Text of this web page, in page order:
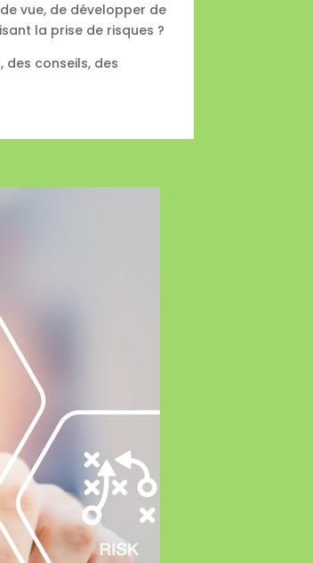
vue, de développer de
la prise de risques ?
conseils, des